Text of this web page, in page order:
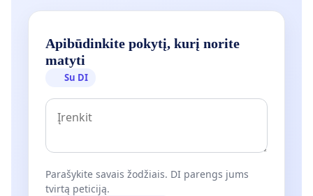
Apibūdinkite pokytį, kurį norite
matyti
Su DI
Parašykite savais žodžiais. DI parengs jums
tvirtą peticiją.